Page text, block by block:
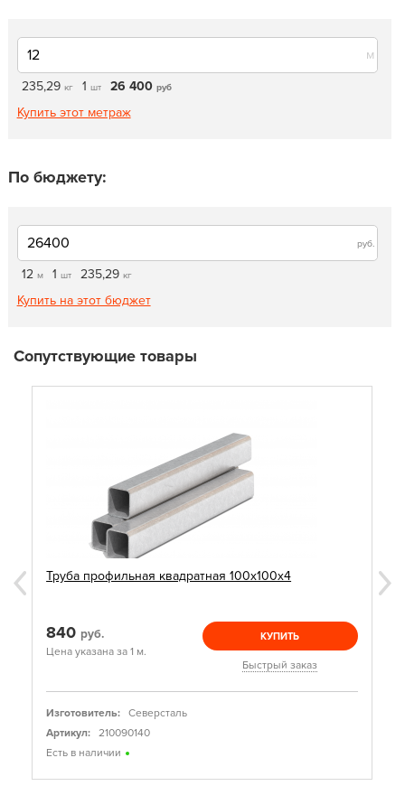
м
235,29 кг 1 шт 26 400 руб
Купить этот метраж
По бюджету:
руб.
12 м 1 шт 235,29 кг
Купить на этот бюджет
Сопутствующие товары
Труба профильная квадратная 100х100х4
840 руб.
Цена указана за 1 м.
КУПИТЬ
Быстрый заказ
Изготовитель:
Северсталь
Артикул:
210090140
Есть в наличии